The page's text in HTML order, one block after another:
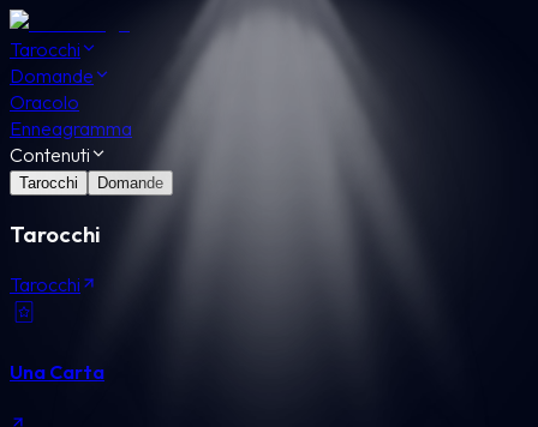
Tarocchi
Domande
Oracolo
Enneagramma
Contenuti
Tarocchi Domande
Tarocchi
Tarocchi
Una Carta